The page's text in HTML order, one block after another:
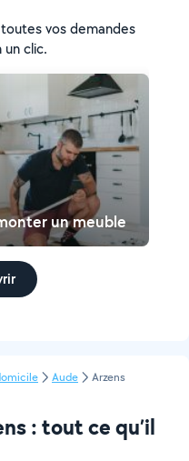
vos demandes
un clic.
un meuble
Aude Arzens
: tout ce qu’il